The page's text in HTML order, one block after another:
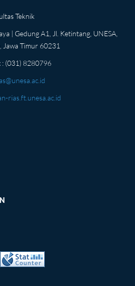
Teknik
| Gedung A1, Jl. Ketintang, UNESA,
Jawa Timur 60231
: (031) 8280796
rias.ft.unesa.ac.id